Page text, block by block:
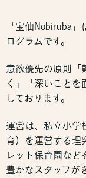
「宝仙Nobiruba
ログラムです。
意欲優先の原則「
く」「深いことを
しております。
運営は、私立小学
育）を運営する理
レット保育園など
豊かなスタッフが